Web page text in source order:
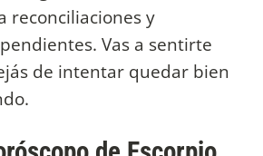
reconciliaciones y
Vas a sentirte
de intentar quedar bien